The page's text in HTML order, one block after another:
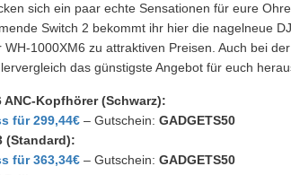
sich ein paar echte Sensationen für eure
Switch 2 bekommt ihr hier die nagelneue
1000XM6 zu attraktiven Preisen. Auch bei
das günstigste Angebot für euch
ANC-Kopfhörer (Schwarz):
für 299,44€ – Gutschein: GADGETS50
(Standard):
für 363,34€ – Gutschein: GADGETS50